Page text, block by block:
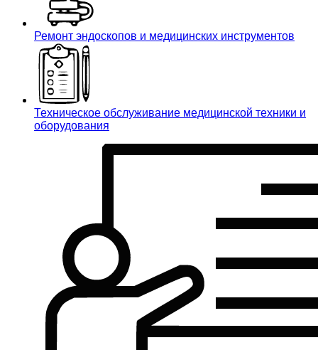
Ремонт эндоскопов и медицинских инструментов
Техническое обслуживание медицинской техники и
оборудования